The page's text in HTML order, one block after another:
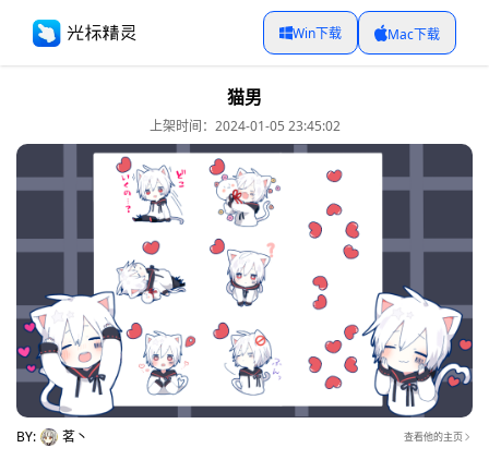
Win下载 Mac下载
猫男
上架时间：2024-01-05 23:45:02
BY: 茗丶 查看他的主页